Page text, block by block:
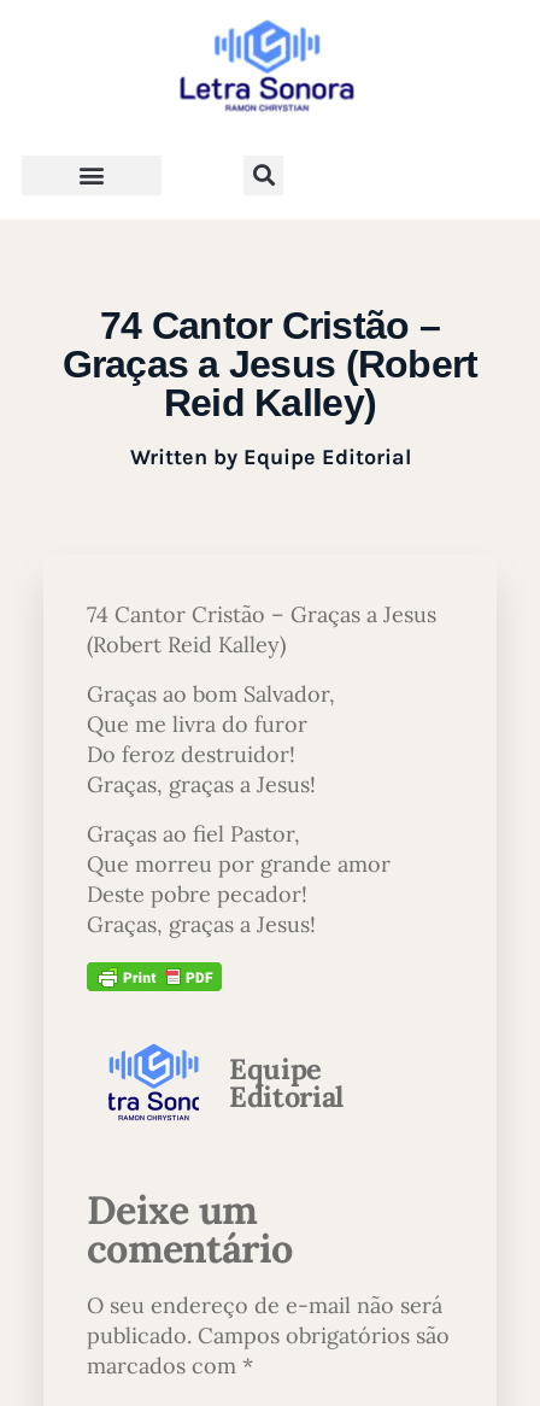
74 Cantor Cristão –
Graças a Jesus (Robert
Reid Kalley)
Written byEquipe Editorial
74 Cantor Cristão – Graças a Jesus
(Robert Reid Kalley)
Graças ao bom Salvador,
Que me livra do furor
Do feroz destruidor!
Graças, graças a Jesus!
Graças ao fiel Pastor,
Que morreu por grande amor
Deste pobre pecador!
Graças, graças a Jesus!
Equipe
Editorial
Deixe um
comentário
O seu endereço de e-mail não será
publicado. Campos obrigatórios são
marcados com *